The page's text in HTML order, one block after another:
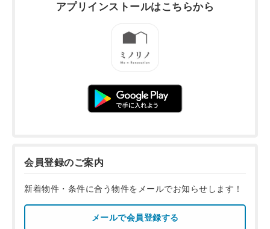
アプリインストールはこちらから
会員登録のご案内
新着物件・条件に合う物件をメールでお知らせします！
メールで会員登録する